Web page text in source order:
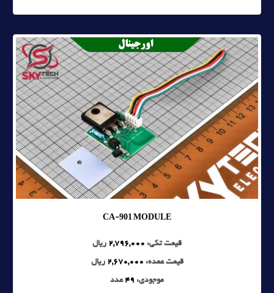
CA-901 MODULE
قیمت تکی: 2,796,000 ریال
قیمت عمده: 2,670,000 ریال
موجودی: 49 عدد